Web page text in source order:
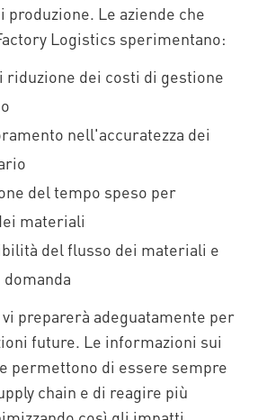
produzione. Le aziende che
Logistics sperimentano:
riduzione dei costi di gestione
nell'accuratezza dei
del tempo speso per
materiali
del flusso dei materiali e
preparerà adeguatamente per
future. Le informazioni sui
permettono di essere sempre
chain e di reagire più